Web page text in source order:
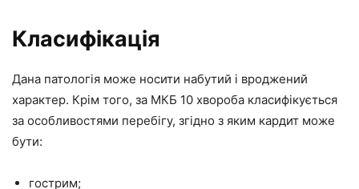
Класифікація
Дана патологія може носити набутий і вроджений
характер. Крім того, за МКБ 10 хвороба класифікується
за особливостями перебігу, згідно з яким кардит може
бути:
гострим;